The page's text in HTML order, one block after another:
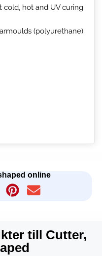
cold, hot and UV curing
(polyurethane).
online
till Cutter,